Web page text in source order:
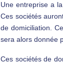
Une entreprise a
Ces sociétés
de domiciliation.
sera alors donnée
Ces sociétés de